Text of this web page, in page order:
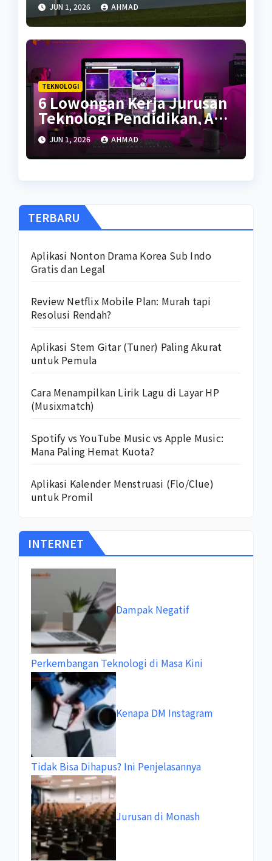
JUN 1, 2026 AHMAD
TEKNOLOGI
6 Lowongan Kerja Jurusan
Teknologi Pendidikan, Apa
Saja?
JUN 1, 2026 AHMAD
TERBARU
Aplikasi Nonton Drama Korea Sub Indo
Gratis dan Legal
Review Netflix Mobile Plan: Murah tapi
Resolusi Rendah?
Aplikasi Stem Gitar (Tuner) Paling Akurat
untuk Pemula
Cara Menampilkan Lirik Lagu di Layar HP
(Musixmatch)
Spotify vs YouTube Music vs Apple Music:
Mana Paling Hemat Kuota?
Aplikasi Kalender Menstruasi (Flo/Clue)
untuk Promil
INTERNET
Dampak Negatif
Perkembangan Teknologi di Masa Kini
Kenapa DM Instagram
Tidak Bisa Dihapus? Ini Penjelasannya
Jurusan di Monash